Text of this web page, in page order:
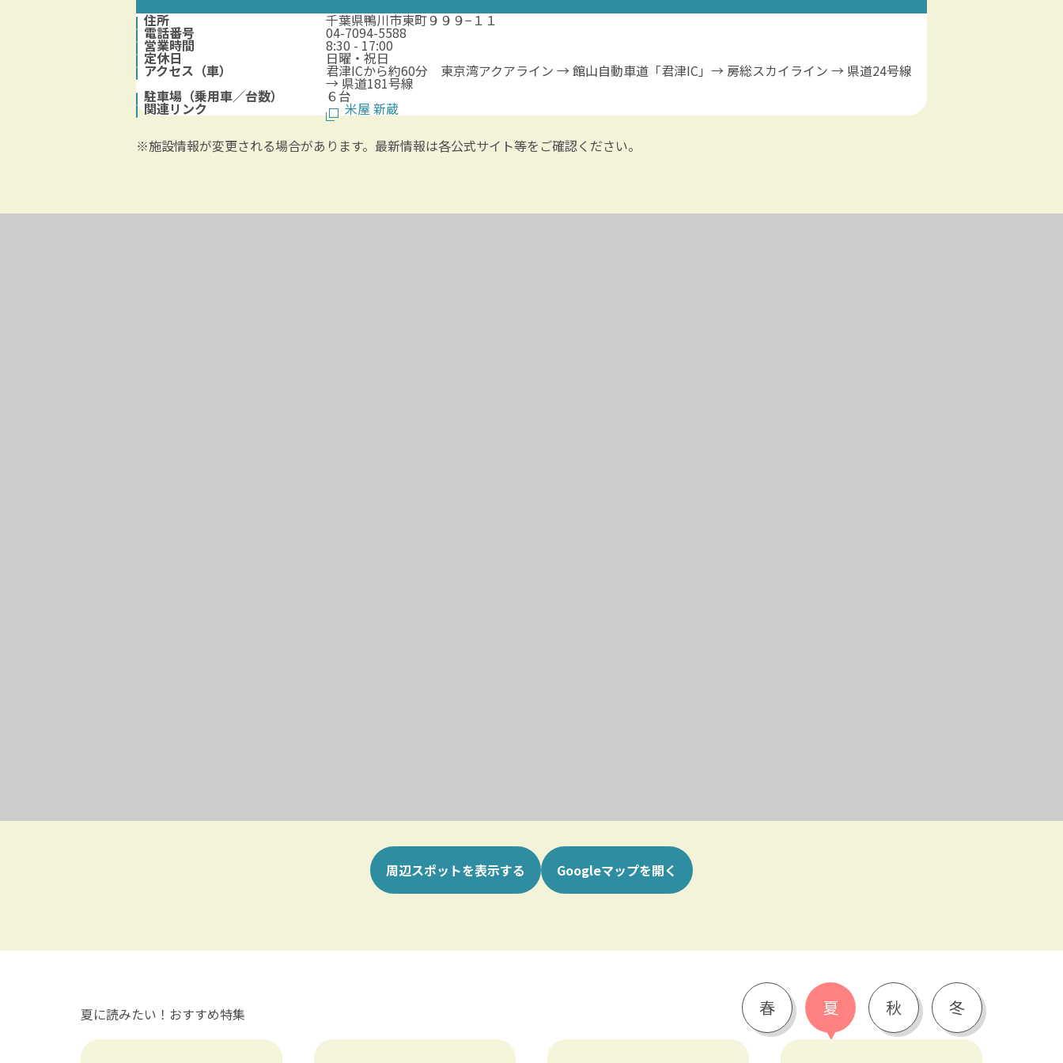
住所 千葉県鴨川市東町９９９−１１
電話番号 04-7094-5588
営業時間 8:30 - 17:00
定休日 日曜・祝日
アクセス（車） 君津ICから約60分 東京湾アクアライン → 館山自動車道「君津IC」→ 房総スカイライン → 県道24号線
→ 県道181号線
駐車場（乗用車／台数） ６台
関連リンク
米屋 新蔵
※施設情報が変更される場合があります。最新情報は各公式サイト等をご確認ください。
周辺スポットを表示する Googleマップを開く
春 夏 秋 冬
夏に読みたい！おすすめ特集